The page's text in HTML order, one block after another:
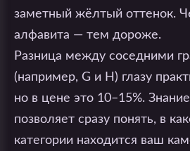
заметный жёлтый оттенок.
алфавита — тем дороже.
Разница между соседними
(например, G и H) глазу
но в цене это 10–15%.
позволяет сразу понять, в
категории находится ваш